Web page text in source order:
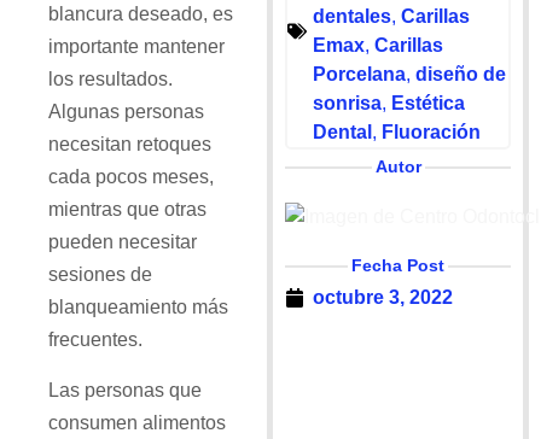
blancura deseado, es
importante mantener
los resultados.
Algunas personas
necesitan retoques
cada pocos meses,
mientras que otras
pueden necesitar
sesiones de
blanqueamiento más
frecuentes.
Las personas que
consumen alimentos
dentales,Carillas
Emax,Carillas
Porcelana,diseño de
sonrisa, Estética
Dental , Fluoración
Autor
Fecha Post
octubre 3, 2022